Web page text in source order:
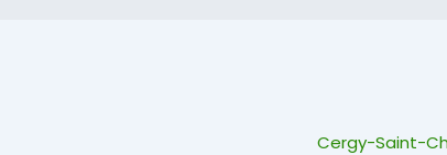
Next
Cergy-Saint-